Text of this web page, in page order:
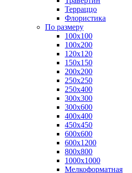
Терраццо
Флористика
По размеру
100х100
100х200
120х120
150х150
200х200
250х250
250х400
300х300
300х600
400х400
450х450
600х600
600х1200
800х800
1000х1000
Мелкоформатная